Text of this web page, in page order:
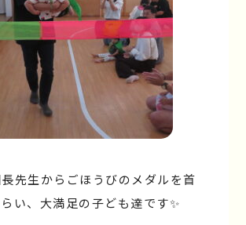
先生からごほうびのメダルを首
い、大満足の子ども達です✨